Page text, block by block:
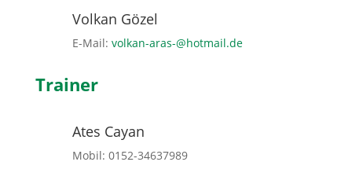
Volkan Gözel
E-Mail: volkan-aras-@hotmail.de
Trainer
Ates Cayan
Mobil: 0152-34637989